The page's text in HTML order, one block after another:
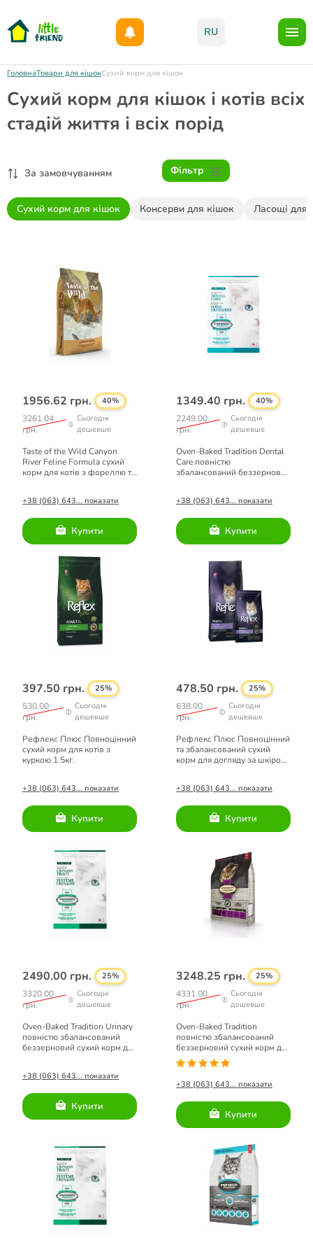
RU
ГоловнаТовари для кішокСухий корм для кішок
Сухий корм для кішок і котів всіх
стадій життя і всіх порід
За замовчуванням Фільтр
Сухий корм для кішок Консерви для кішок Ласощі для
1956.62 грн. 40%
3261.04
грн.
Сьогодні
дешевше
Taste of the Wild Canyon
River Feline Formula сухий
корм для котів з фореллю та
+38 (063) 643... показати
Купити
1349.40 грн. 40%
2249.00
грн.
Сьогодні
дешевше
Oven-Baked Tradition Dental
Care повністю
збалансований беззерновий
+38 (063) 643... показати
Купити
397.50 грн. 25%
530.00
грн.
Сьогодні
дешевше
Рефлекс Плюс Повноцінний
сухий корм для котів з
куркою 1.5кг.
+38 (063) 643... показати
Купити
478.50 грн. 25%
638.00
грн.
Сьогодні
дешевше
Рефлекс Плюс Повноцінний
та збалансований сухий
корм для догляду за шкірою
+38 (063) 643... показати
Купити
2490.00 грн. 25%
3320.00
грн.
Сьогодні
дешевше
Oven-Baked Tradition Urinary
повністю збалансований
беззерновий сухий корм для
+38 (063) 643... показати
Купити
3248.25 грн. 25%
4331.00
грн.
Сьогодні
дешевше
Oven-Baked Tradition
повністю збалансований
беззерновий сухий корм для
котів зі свіжого м’яса качки
4,54кг.
+38 (063) 643... показати
Купити